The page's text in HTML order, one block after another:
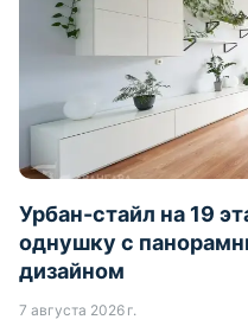
Урбан-стайл на 19
однушку с
дизайном
7 августа 2026 г.